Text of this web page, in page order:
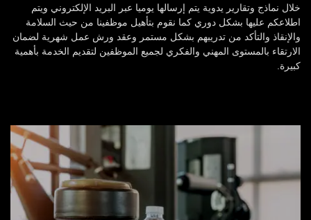
خلال نماذج وتقارير يدوية يتم إرسالها يوميا عبر البريد الإلكتروني ويتم
اطلاعكم عليها بشكل دوري كما نقوم بتأهيل موظفينا من حيث السلامة
والإنقاذ والتأكد من تدريبهم بشكل مستمر وعقد ورش عمل شهرية لضمان
الارتقاء بالمستوى المهني والفكري لجميع الموظفين لتقديم الخدمة بأهمية
كبيرة.